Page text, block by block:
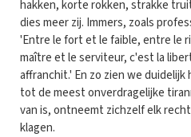
hakken, korte rokken, strakke
dies meer zij. Immers, zoals
'Entre le fort et le faible, entre le
maître et le serviteur, c'est la
affranchit.' En zo zien we
tot de meest onverdragelijke
van is, ontneemt zichzelf elk
klagen.